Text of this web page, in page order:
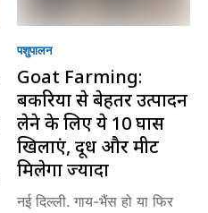
पशुपालन
Goat Farming:
बकरियों से बेहतर उत्पादन
लेने के लिए ये 10 घास
खिलाएं, दूध और मीट
मिलेगा ज्यादा
नई दिल्ली. गाय-भैंस हो या फिर